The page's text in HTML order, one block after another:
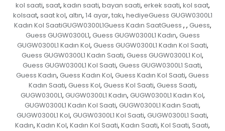
kol saati, saat, kadın saati, bayan saati, erkek saati, kol saat,
kolsaat, saat kol, altın, 14 ayar, takı, hediyeGuess GUGW0300L1
Kadın Kol SaatiGUGW0300L1Guess Kadın SaatGuess , , Guess,
Guess GUGW0300L1, Guess GUGW0300L1 Kadın, Guess
GUGW0300L1 Kadın Kol, Guess GUGW0300L1 Kadın Kol Saati,
Guess GUGW0300L1 Kadın Saati, Guess GUGW0300L1 Kol,
Guess GUGW0300L1 Kol Saati, Guess GUGW0300L1 Saati,
Guess Kadın, Guess Kadın Kol, Guess Kadın Kol Saati, Guess
Kadın Saati, Guess Kol, Guess Kol Saati, Guess Saati,
GUGW0300L1, GUGW0300L1 Kadın, GUGW0300L1 Kadın Kol,
GUGW0300L1 Kadın Kol Saati, GUGW0300L1 Kadın Saati,
GUGW0300L1 Kol, GUGW0300L1 Kol Saati, GUGW0300L1 Saati,
Kadın, Kadın Kol, Kadın Kol Saati, Kadın Saati, Kol Saati, Saati,